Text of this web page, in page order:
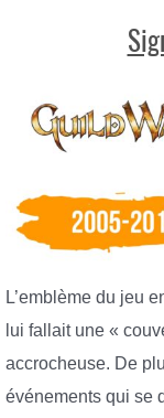
L’emblème du jeu
lui fallait une «
accrocheuse. De
événements qui se